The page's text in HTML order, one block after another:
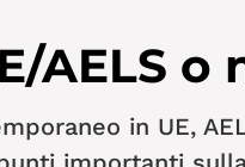
AELS o
in UE,